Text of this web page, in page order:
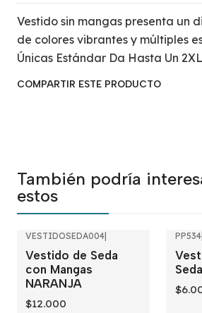
Vestido sin mangas presenta un
de colores vibrantes y múltiples
Únicas Estándar Da Hasta Un 2XL
COMPARTIR ESTE PRODUCTO
También podría
estos
VESTIDOSEDA004
Vestido de Seda
con Mangas
NARANJA
$12.000
PP534